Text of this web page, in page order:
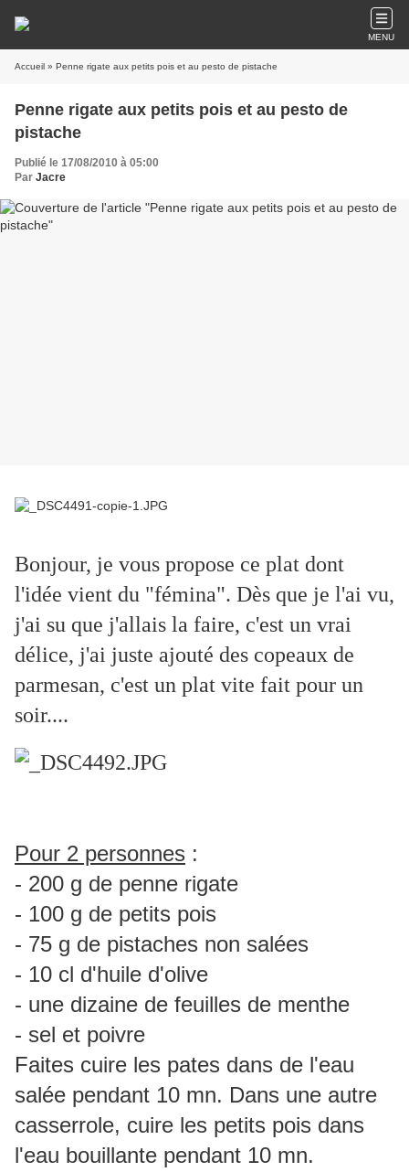
MENU
Accueil » Penne rigate aux petits pois et au pesto de pistache
Penne rigate aux petits pois et au pesto de
pistache
Publié le 17/08/2010 à 05:00
Par Jacre
Bonjour, je vous propose ce plat dont
l'idée vient du "fémina". Dès que je l'ai vu,
j'ai su que j'allais la faire, c'est un vrai
délice, j'ai juste ajouté des copeaux de
parmesan, c'est un plat vite fait pour un
soir....
Pour 2 personnes :
- 200 g de penne rigate
- 100 g de petits pois
- 75 g de pistaches non salées
- 10 cl d'huile d'olive
- une dizaine de feuilles de menthe
- sel et poivre
Faites cuire les pates dans de l'eau
salée pendant 10 mn. Dans une autre
casserrole, cuire les petits pois dans
l'eau bouillante pendant 10 mn.